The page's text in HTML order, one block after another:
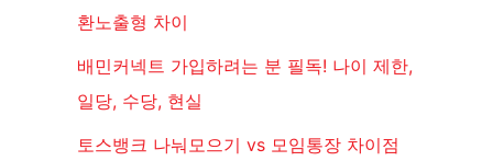
환노출형 차이
배민커넥트 가입하려는 분 필독! 나이 제한,
일당, 수당, 현실
토스뱅크 나눠모으기 vs 모임통장 차이점